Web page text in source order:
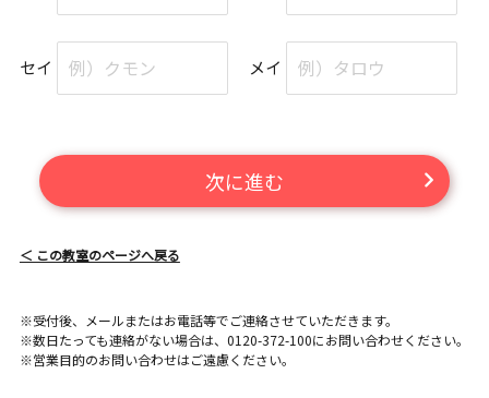
セイ メイ
次に進む
＜ この教室のページへ戻る
※受付後、メールまたはお電話等でご連絡させていただきます。
※数日たっても連絡がない場合は、0120-372-100にお問い合わせください。
※営業目的のお問い合わせはご遠慮ください。